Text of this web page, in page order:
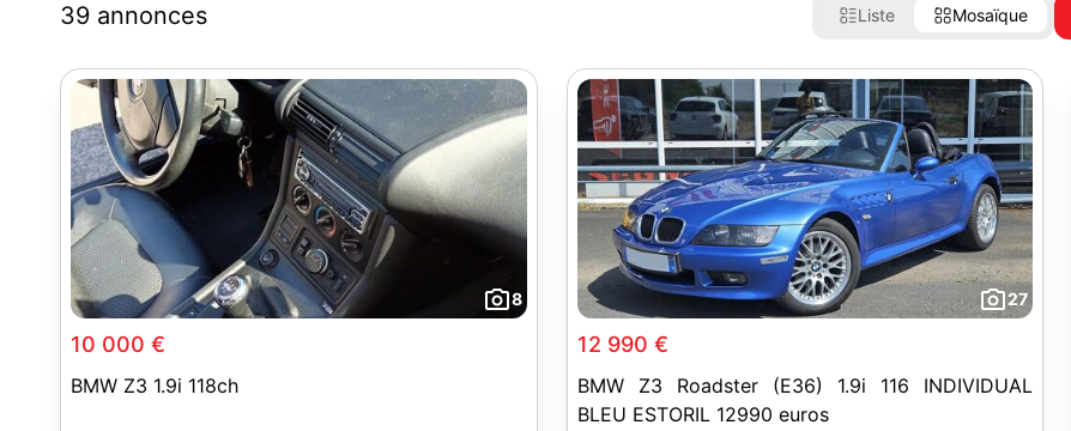
39 annonces Liste Mosaïque
8
10 000 €
BMW Z3 1.9i 118ch
27
12 990 €
BMW Z3 Roadster (E36) 1.9i 116 INDIVIDUAL
BLEU ESTORIL 12990 euros